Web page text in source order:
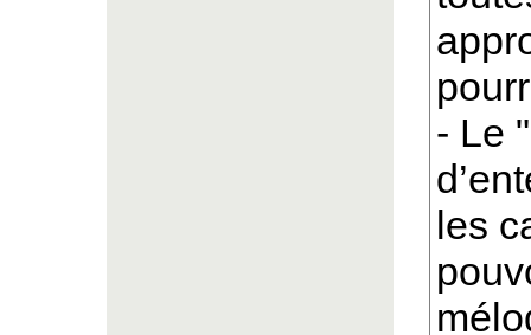
- Le
les